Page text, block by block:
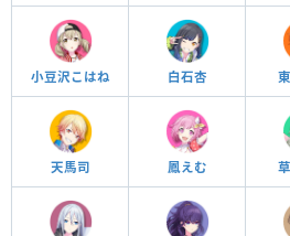
小豆沢こはね 白石杏
天馬司 鳳えむ